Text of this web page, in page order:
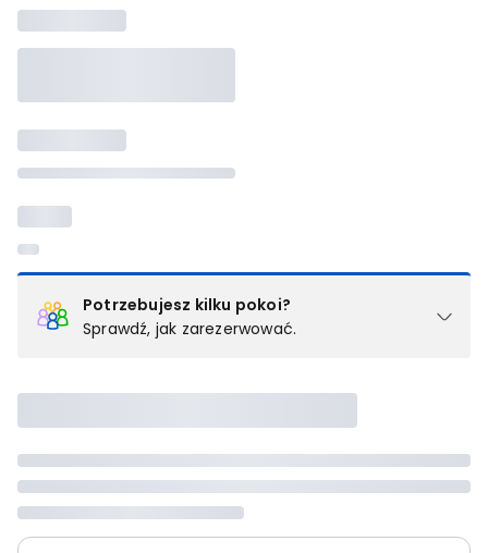
Potrzebujesz kilku pokoi?
Sprawdź, jak zarezerwować.
pokoju (lub apartamencie, willi itd.). Wybierz jedną z ofert z listy
i zarezerwuj ją. Zrób oddzielne rezerwacje dla każdego
kolejnego pokoju lubskontaktuj się z nami,by złożyć
zamówienie u naszego doradcy.
Maksymalna liczba uczestników